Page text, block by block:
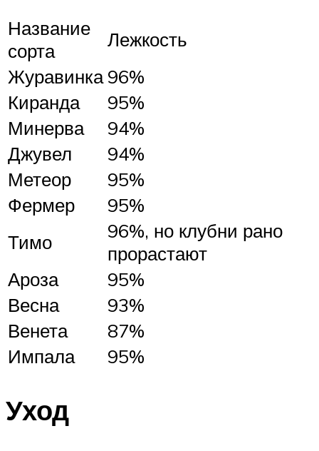
Название
сорта
Лежкость
Журавинка 96%
Киранда
95%
Минерва
94%
Джувел
94%
Метеор
95%
Фермер
95%
Тимо
96%, но клубни рано
прорастают
Ароза
95%
Весна
93%
Венета
87%
Импала
95%
Уход